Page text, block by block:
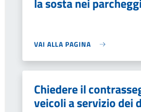
VAI ALLA PAGINA
Chiedere il
veicoli a servizio dei